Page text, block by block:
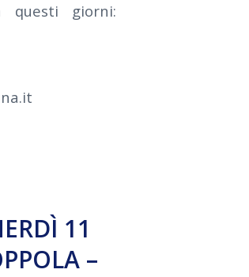
questi giorni:
11
–